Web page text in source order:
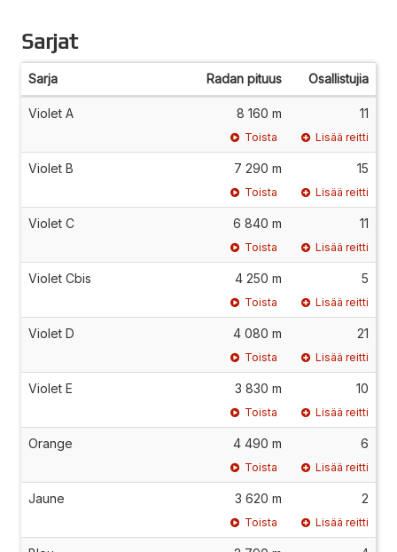
Sarjat
Sarja Radan pituus Osallistujia
Violet A 8 160 m 11
Toista Lisää reitti
Violet B 7 290 m 15
Toista Lisää reitti
Violet C 6 840 m 11
Toista Lisää reitti
Violet Cbis 4 250 m 5
Toista Lisää reitti
Violet D 4 080 m 21
Toista Lisää reitti
Violet E 3 830 m 10
Toista Lisää reitti
Orange 4 490 m 6
Toista Lisää reitti
Jaune 3 620 m 2
Toista Lisää reitti